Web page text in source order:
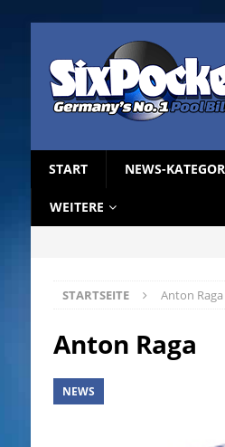
START NEWS-
WEITERE
STARTSEITE Anton Raga
Anton Raga
NEWS